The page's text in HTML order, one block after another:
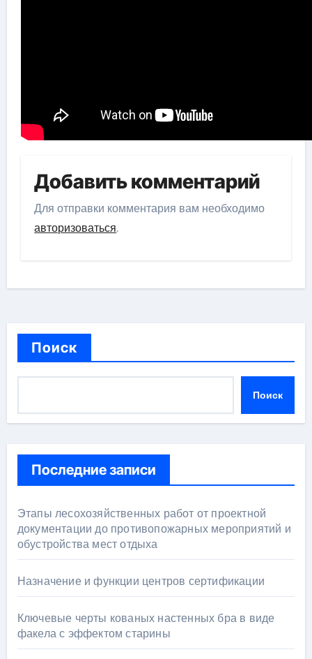
Добавить комментарий
Для отправки комментария вам необходимо
авторизоваться.
Поиск
Поиск
Последние записи
Этапы лесохозяйственных работ от проектной
документации до противопожарных мероприятий и
обустройства мест отдыха
Назначение и функции центров сертификации
Ключевые черты кованых настенных бра в виде
факела с эффектом старины